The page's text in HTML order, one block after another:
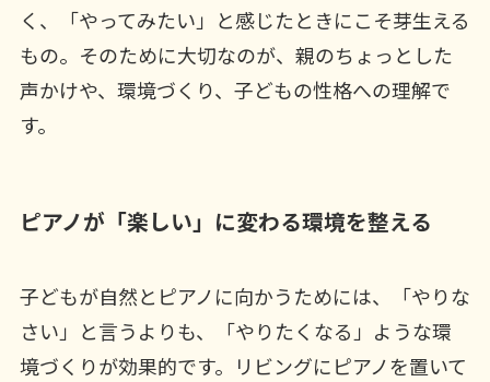
く、「やってみたい」と感じたときにこそ芽生える
もの。そのために大切なのが、親のちょっとした
声かけや、環境づくり、子どもの性格への理解で
す。
ピアノが「楽しい」に変わる環境を整える
子どもが自然とピアノに向かうためには、「やりな
さい」と言うよりも、「やりたくなる」ような環
境づくりが効果的です。リビングにピアノを置いて